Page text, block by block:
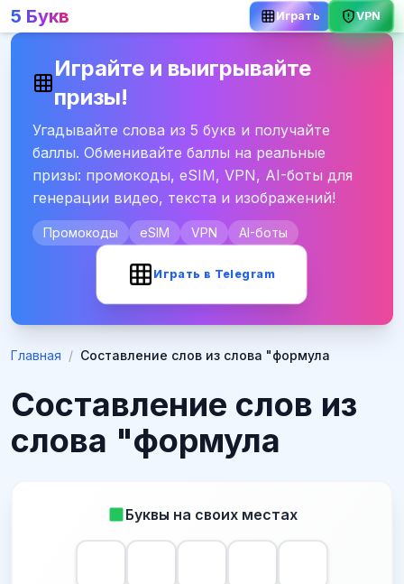
5 Букв Играть VPN
Играйте и выигрывайте
призы!
Угадывайте слова из 5 букв и получайте
баллы. Обменивайте баллы на реальные
призы: промокоды, eSIM, VPN, AI-боты для
генерации видео, текста и изображений!
Промокоды eSIM VPN AI-боты
Играть в Telegram
Главная / Составление слов из слова "формула
Составление слов из
слова "формула
Буквы на своих местах